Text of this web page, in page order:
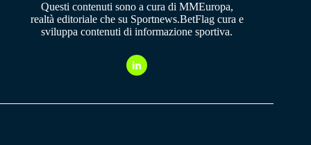
Questi contenuti sono a cura di MMEuropa,
realtà editoriale che su Sportnews.BetFlag cura e
sviluppa contenuti di informazione sportiva.